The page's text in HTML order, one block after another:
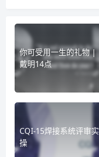
你可受用一生的礼物 |
戴明14点
CQI-15焊接系统评审实
操